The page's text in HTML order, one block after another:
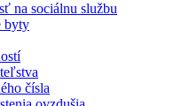
na sociálnu službu
byty
čísla